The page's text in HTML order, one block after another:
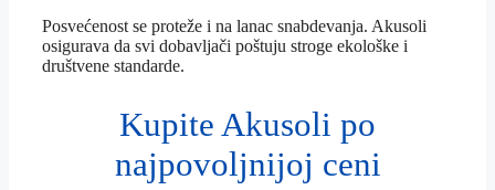
Posvećenost se proteže i na lanac snabdevanja. Akusoli
osigurava da svi dobavljači poštuju stroge ekološke i
društvene standarde.
Kupite Akusoli po
najpovoljnijoj ceni